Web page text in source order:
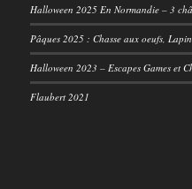
Halloween 2025 En Normandie – 3
Pâques 2025 : Chasse aux oeufs,
Halloween 2023 – Escapes Games et
Flaubert 2021